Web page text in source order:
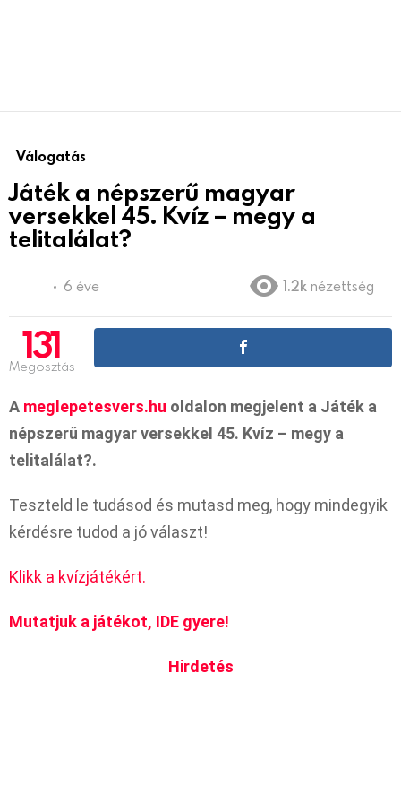
Válogatás
Játék a népszerű magyar
versekkel 45. Kvíz – megy a
telitalálat?
6 éve 1.2k nézettség
131
Megosztás
A meglepetesvers.hu oldalon megjelent a Játék a
népszerű magyar versekkel 45. Kvíz – megy a
telitalálat?.
Teszteld le tudásod és mutasd meg, hogy mindegyik
kérdésre tudod a jó választ!
Klikk a kvízjátékért.
Mutatjuk a játékot, IDE gyere!
Hirdetés